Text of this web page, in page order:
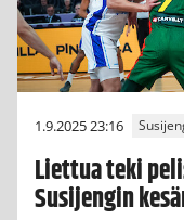
1.9.2025 23:16
Liettua teki
Susijengin